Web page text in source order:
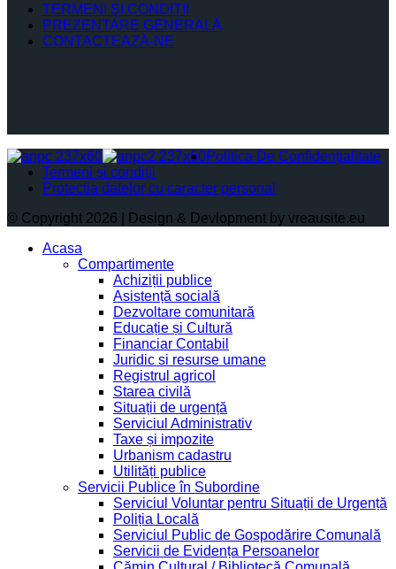
TERMENI ŞI CONDIŢII
PREZENTARE GENERALĂ
CONTACTEAZĂ-NE
Politica De Confidențialitate
Termeni și condiții
Protectia datelor cu caracter personal
© Copyright 2026 | Design & Devlopment by vreausite.eu
Acasa
Compartimente
Achiziții publice
Asistență socială
Dezvoltare comunitară
Educație și Cultură
Financiar Contabil
Juridic si resurse umane
Registrul agricol
Starea civilă
Situații de urgență
Serviciul Administrativ
Taxe și impozite
Urbanism cadastru
Utilități publice
Servicii Publice în Subordine
Serviciul Voluntar pentru Situații de Urgență
Poliția Locală
Serviciul Public de Gospodărire Comunală
Servicii de Evidența Persoanelor